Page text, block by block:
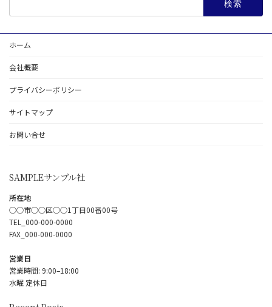
ホーム
会社概要
プライバシーポリシー
サイトマップ
お問い合せ
SAMPLEサンプル社
所在地
○○市○○区○○1丁目00番00号
TEL_000-000-0000
FAX_000-000-0000
営業日
営業時間: 9:00–18:00
水曜 定休日